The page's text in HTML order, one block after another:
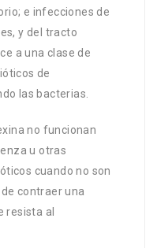
e infecciones de
y del tracto
a una clase de
de
las bacterias.
no funcionan
u otras
cuando no son
contraer una
resista al